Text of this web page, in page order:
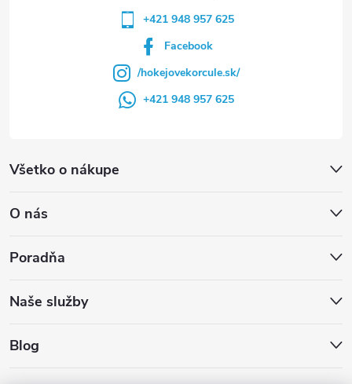
Všetko o nákupe
O nás
Poradňa
Naše služby
Blog
+421 948 957 625
Facebook
/hokejovekorcule.sk/
+421 948 957 625